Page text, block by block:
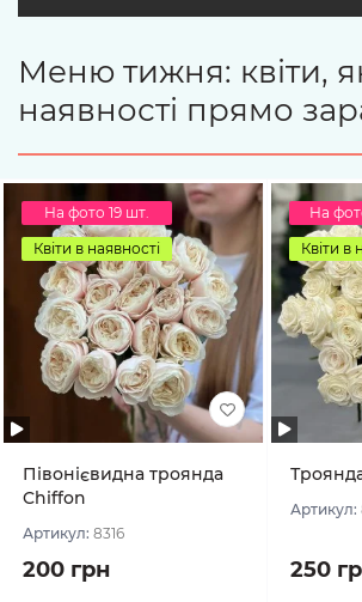
Меню тижня: квіти,
наявності прямо
На фото 19 шт.
Квіти в наявності
Півонієвидна троянда
Chiffon
Артикул: 8316
200 грн
На
Квіти в
Артикул:
250